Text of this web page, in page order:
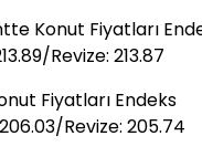
Konut Fiyatları
Revize: 213.87
Fiyatları Endeks
Revize: 205.74